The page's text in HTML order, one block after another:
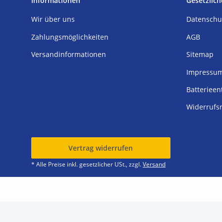
Wir über uns
Zahlungsmöglichkeiten
Versandinformationen
AGB
Sitemap
Vertrag widerrufen
* Alle Preise inkl. gesetzlicher USt., zzgl.Versand